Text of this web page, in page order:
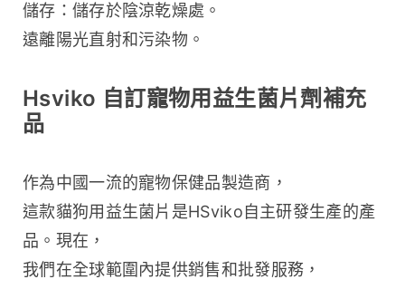
儲存：儲存於陰涼乾燥處。
遠離陽光直射和污染物。
Hsviko 自訂寵物用益生菌片劑補充
品
作為中國一流的寵物保健品製造商，
這款貓狗用益生菌片是HSviko自主研發生產的產
品。現在，
我們在全球範圍內提供銷售和批發服務，